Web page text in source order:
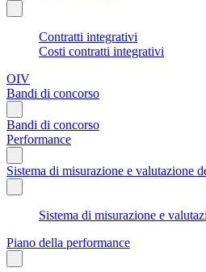
Contratti integrativi
Costi contratti integrativi
OIV
Bandi di concorso
Bandi di concorso
Performance
Sistema di misurazione e valutazione
Sistema di misurazione e
Piano della performance